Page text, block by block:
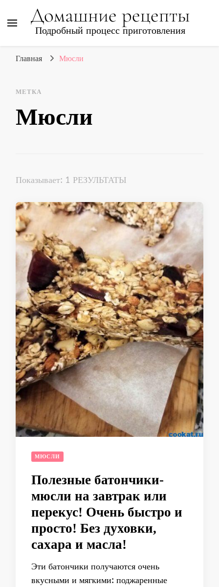
Домашние рецепты
Подробный процесс приготовления
Главная Мюсли
МЕТКА
Мюсли
Показывает: 1 РЕЗУЛЬТАТЫ
МЮСЛИ
Полезные батончики-
мюсли на завтрак или
перекус! Очень быстро и
просто! Без духовки,
сахара и масла!
Эти батончики получаются очень
вкусными и мягкими: поджаренные